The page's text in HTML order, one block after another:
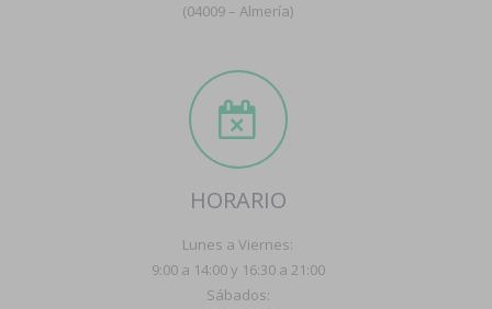
(04009 – Almería)
HORARIO
Lunes a Viernes:
9:00 a 14:00 y 16:30 a 21:00
Sábados: